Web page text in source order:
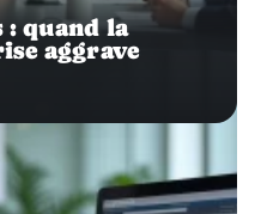
: quand la
aggrave